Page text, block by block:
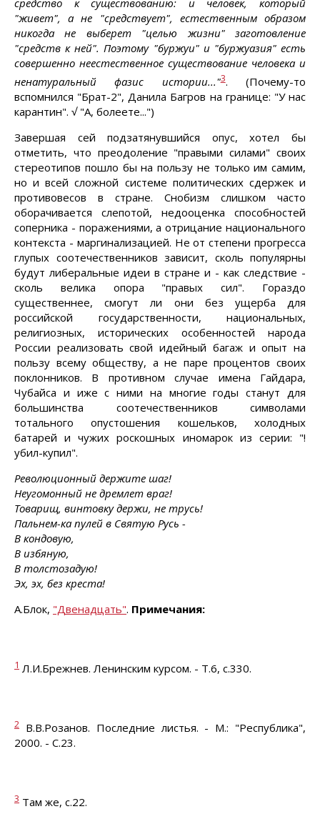
средство к существованию: и человек, который
"живет", а не "средствует", естественным образом
никогда не выберет "целью жизни" заготовление
"средств к ней". Поэтому "буржуи" и "буржуазия" есть
совершенно неестественное существование человека и
ненатуральный фазис истории..."3. (Почему-то
вспомнился "Брат-2", Данила Багров на границе: "У нас
карантин". √ "А, болеете...")
Завершая сей подзатянувшийся опус, хотел бы
отметить, что преодоление "правыми силами" своих
стереотипов пошло бы на пользу не только им самим,
но и всей сложной системе политических сдержек и
противовесов в стране. Снобизм слишком часто
оборачивается слепотой, недооценка способностей
соперника - поражениями, а отрицание национального
контекста - маргинализацией. Не от степени прогресса
глупых соотечественников зависит, сколь популярны
будут либеральные идеи в стране и - как следствие -
сколь велика опора "правых сил". Гораздо
существеннее, смогут ли они без ущерба для
российской государственности, национальных,
религиозных, исторических особенностей народа
России реализовать свой идейный багаж и опыт на
пользу всему обществу, а не паре процентов своих
поклонников. В противном случае имена Гайдара,
Чубайса и иже с ними на многие годы станут для
большинства соотечественников символами
тотального опустошения кошельков, холодных
батарей и чужих роскошных иномарок из серии: "!
убил-купил".
Революционный держите шаг!
Неугомонный не дремлет враг!
Товарищ, винтовку держи, не трусь!
Пальнем-ка пулей в Святую Русь -
В кондовую,
В избяную,
В толстозадую!
Эх, эх, без креста!
А.Блок, "Двенадцать". Примечания:
1 Л.И.Брежнев. Ленинским курсом. - Т.6, с.330.
2 В.В.Розанов. Последние листья. - М.: "Республика",
2000. - С.23.
3 Там же, с.22.